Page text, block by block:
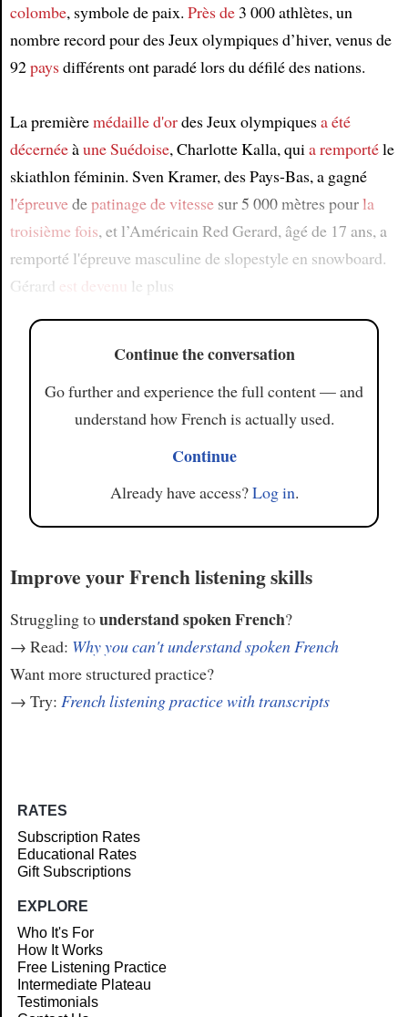
Article
colombe, symbole de paix. Près de3 000 athlètes, un
nombre record pour des Jeux olympiques d’hiver, venus de
92paysdifférents ont paradé lors du défilé des nations.
La premièremédaille d'ordes Jeux olympiquesa été
décernéeàune Suédoise, Charlotte Kalla, quia remportéle
skiathlon féminin. Sven Kramer, des Pays-Bas, a gagné
l'épreuvedepatinage de vitessesur 5 000 mètres pourla
troisième fois, et l’Américain Red Gerard, âgé de 17 ans, a
remporté l'épreuve masculine de slopestyle en snowboard.
Gérard est devenu le plus
Continue the conversation
Go further and experience the full content — and
understand how French is actually used.
Continue
Already have access?Log in.
Improve your French listening skills
Struggling tounderstand spoken French?
→ Read: Why you can't understand spoken French
Want more structured practice?
→ Try: French listening practice with transcripts
RATES
Subscription Rates
Educational Rates
Gift Subscriptions
EXPLORE
Who It's For
How It Works
Free Listening Practice
Intermediate Plateau
Testimonials